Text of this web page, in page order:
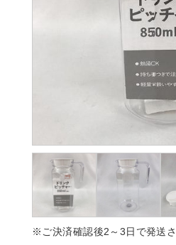
※ご決済確認後2～3日で発送